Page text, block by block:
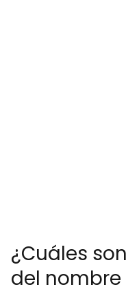
¿Cuáles
del nombre